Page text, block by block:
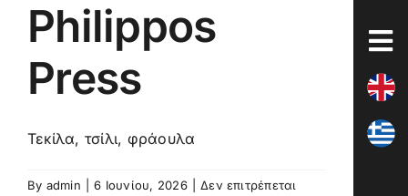
content
Philippos
Press
Τεκίλα, τσίλι, φράουλα
By admin 6 Ιουνίου, 2026
Δεν επιτρέπεται